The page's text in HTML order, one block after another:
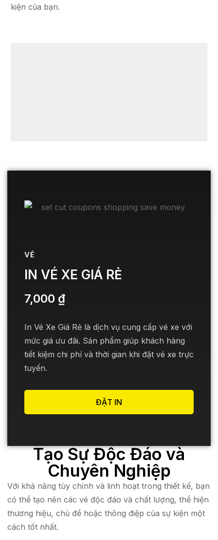
kiện của bạn.
VÉ
IN VÉ XE GIÁ RẺ
7,000 ₫
In Vé Xe Giá Rẻ là dịch vụ cung cấp vé xe với
mức giá ưu đãi. Sản phẩm giúp khách hàng
tiết kiệm chi phí và thời gian khi đặt vé xe trực
tuyến.
ĐẶT IN
Tạo Sự Độc Đáo và
Chuyên Nghiệp
Với khả năng tùy chỉnh và linh hoạt trong thiết kế, bạn
có thể tạo nên các vé độc đáo và chất lượng, thể hiện
thương hiệu, chủ đề hoặc thông điệp của sự kiện một
cách tốt nhất.